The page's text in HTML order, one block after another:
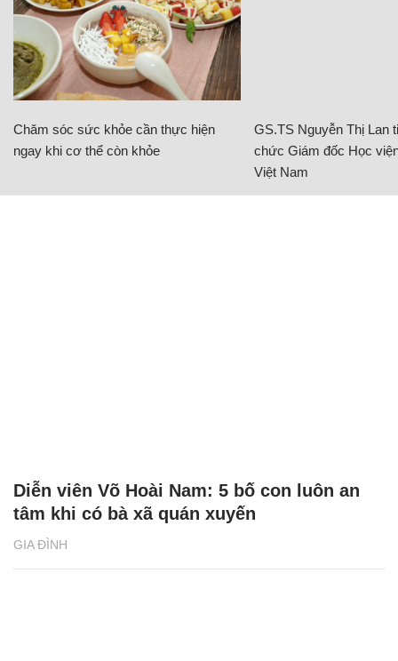
Chăm sóc sức khỏe cần thực hiện
ngay khi cơ thể còn khỏe
GS.TS Nguyễn Thị Lan
chức Giám đốc Học
Việt Nam
GIA ĐÌNH
Diễn viên Võ Hoài Nam: 5 bố con luôn an
tâm khi có bà xã quán xuyến